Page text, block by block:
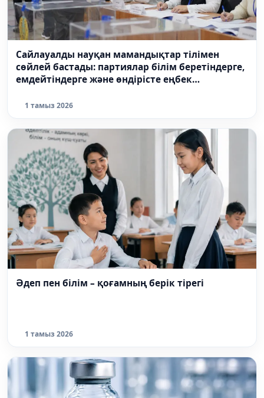
Сайлауалды науқан мамандықтар тілімен
сөйлей бастады: партиялар білім беретіндерге,
емдейтіндерге және өндірісте еңбек
1 тамыз 2026
Әдеп пен білім – қоғамның берік тірегі
1 тамыз 2026